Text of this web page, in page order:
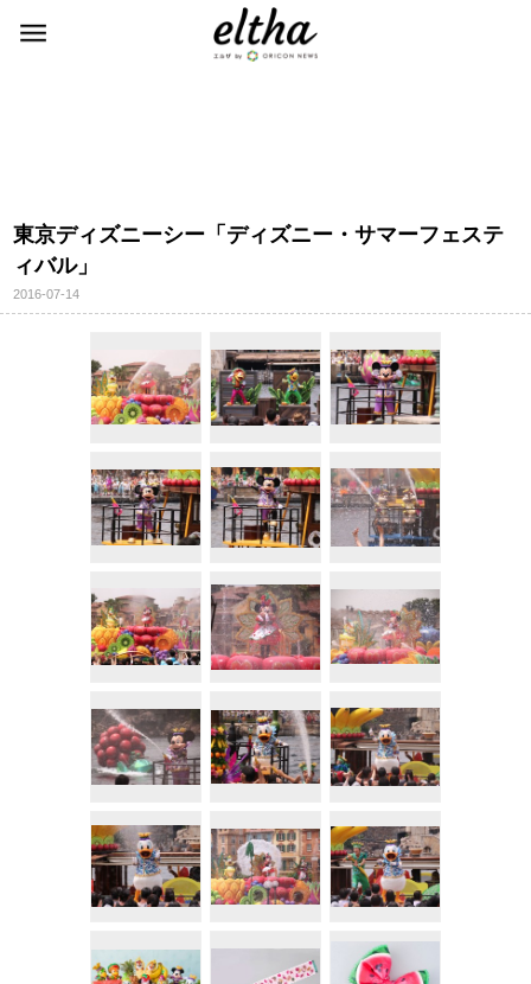
東京ディズニーシー「ディズニー・サマーフェステ
ィバル」
2016-07-14